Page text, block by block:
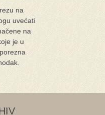
na
uvećati
na
je u